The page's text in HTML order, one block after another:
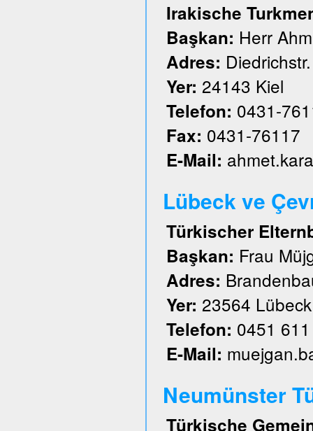
Irakische
Başkan: Herr
Adres:
Yer: 24143 Kiel
Telefon: 0431-
Fax: 0431-76117
E-Mail:
Lübeck ve
Türkischer
Başkan: Frau
Adres:
Yer: 23564 Lübeck
Telefon: 0451
E-Mail:
Neumünster
Türkische